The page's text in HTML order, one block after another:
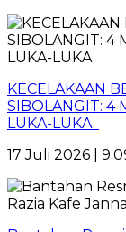
KECELAKAAN
SIBOLANGIT: 4
LUKA-LUKA
17 Juli 2026 |